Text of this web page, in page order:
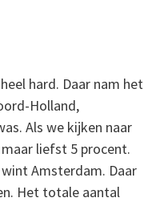
hard. Daar nam het
Holland,
Als we kijken naar
liefst 5 procent.
Amsterdam. Daar
Het totale aantal